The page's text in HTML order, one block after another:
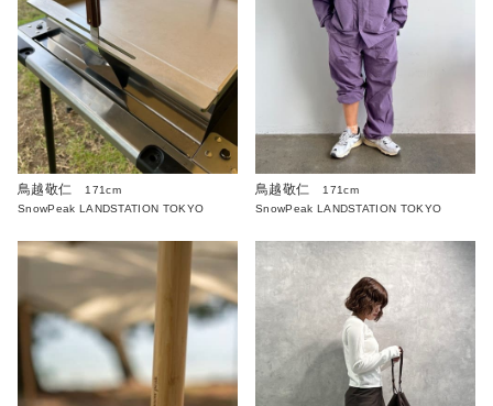
鳥越敬仁
171cm
SnowPeak LANDSTATION TOKYO
鳥越敬仁
171cm
SnowPeak LANDSTATION TOKYO